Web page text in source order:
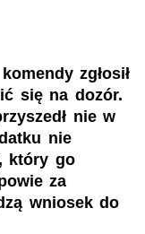
zgłosił
się na dozór.
nie w
nie
który go
za
wniosek do